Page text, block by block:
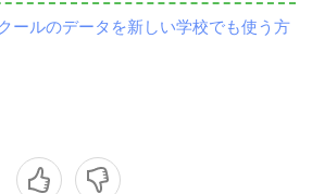
ールのデータを新しい学校でも使う方